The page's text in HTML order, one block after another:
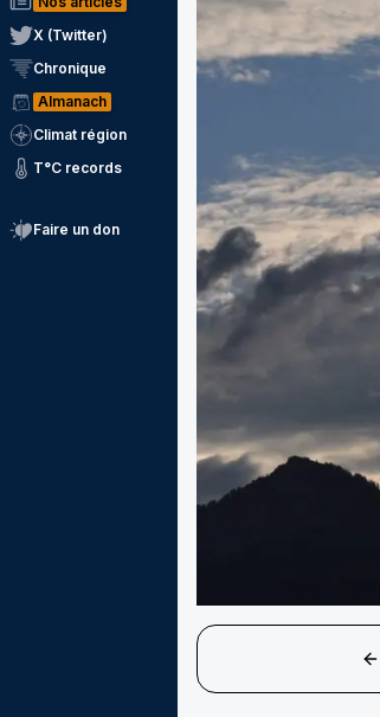
X (Twitter)
Chronique
Almanach
Climat région
T°C records
Faire un don